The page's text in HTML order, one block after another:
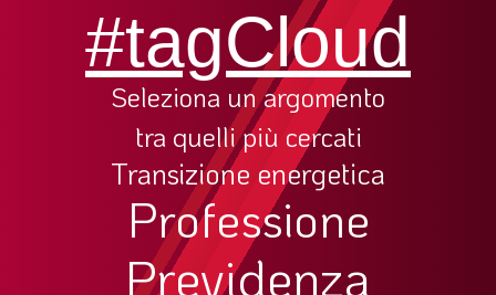
#tagCloud
Seleziona un argomento
tra quelli più cercati
Transizione energetica
Professione
Previdenza